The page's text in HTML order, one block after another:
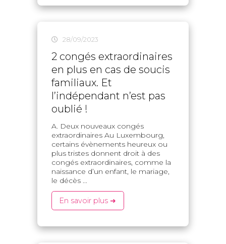
28/09/2023
2 congés extraordinaires
en plus en cas de soucis
familiaux. Et
l’indépendant n’est pas
oublié !
A. Deux nouveaux congés
extraordinaires Au Luxembourg,
certains évènements heureux ou
plus tristes donnent droit à des
congés extraordinaires, comme la
naissance d’un enfant, le mariage,
le décès ...
En savoir plus ➜